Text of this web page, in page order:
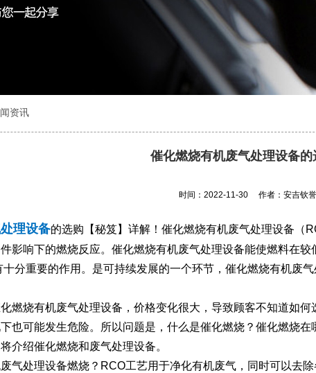
资讯
催化燃烧有机废气处理设备的
时间：2022-11-30 作者：安吉钦
理设备的选购【秘笈】详解！催化燃烧有机废气处理设备（
影响下的燃烧反应。催化燃烧有机废气处理设备能使燃料在
分重要的作用。是可持续发展的一个环节，催化燃烧有机废
烧有机废气处理设备，价格变化很大，导致顾客不知道如何
也可能发生危险。所以问题是，什么是催化燃烧？催化燃烧
介绍催化燃烧和废气处理设备。
处理设备燃烧？RCO工艺用于净化有机废气，同时可以去